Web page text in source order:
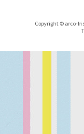
Copyright © arco-